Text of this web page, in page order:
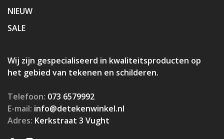
NIEUW
SALE
Wij zijn gespecialiseerd in kwaliteitsproducten op
het gebied van tekenen en schilderen.
Telefoon: 073 6579992
E-mail: info@detekenwinkel.nl
Adres: Kerkstraat 3 Vught